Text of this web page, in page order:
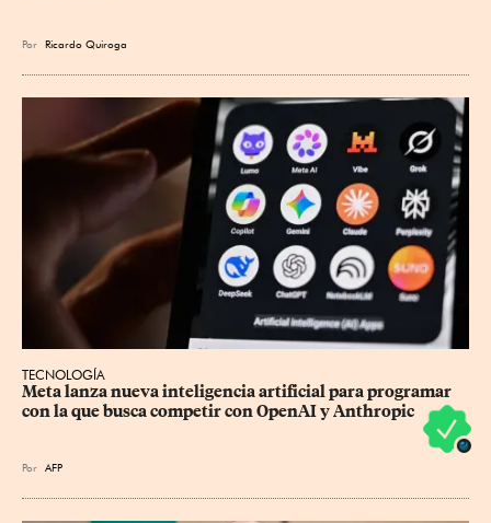
Por Ricardo Quiroga
TECNOLOGÍA
Meta lanza nueva inteligencia artificial para programar
con la que busca competir con OpenAI y Anthropic
Por AFP